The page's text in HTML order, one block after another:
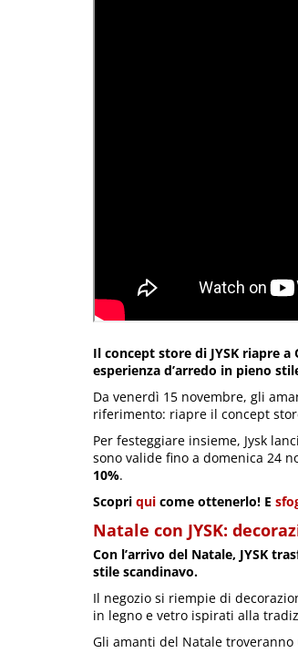
Il concept store di JYSK riapre
esperienza d’arredo in pieno
Da venerdì 15 novembre, gli
riferimento: riapre il concept
Per festeggiare insieme, Jysk
sono valide fino a domenica 24
10%.
Scopri qui come ottenerlo! E
Natale con JYSK:
Con l’arrivo del Natale, JYSK
stile scandinavo.
Il negozio si riempie di
in legno e vetro ispirati alla
Gli amanti del Natale troveranno